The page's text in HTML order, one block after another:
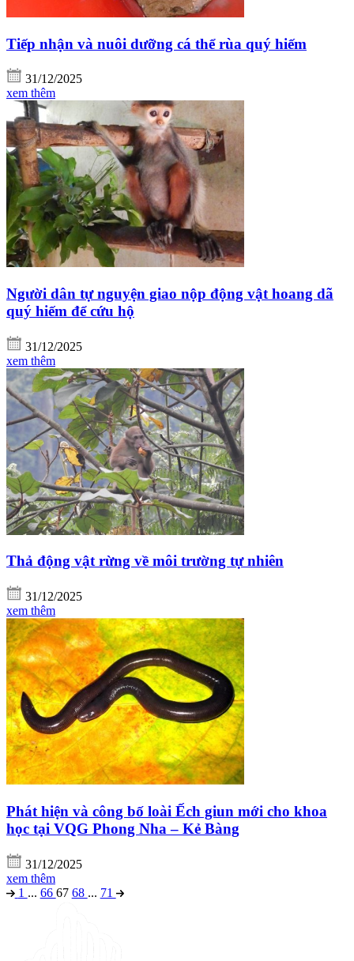
Tiếp nhận và nuôi dưỡng cá thể rùa quý hiếm
31/12/2025
xem thêm
Người dân tự nguyện giao nộp động vật hoang dã
quý hiếm để cứu hộ
31/12/2025
xem thêm
Thả động vật rừng về môi trường tự nhiên
31/12/2025
xem thêm
Phát hiện và công bố loài Ếch giun mới cho khoa
học tại VQG Phong Nha – Kẻ Bàng
31/12/2025
xem thêm
1 ... 66 67 68 ... 71